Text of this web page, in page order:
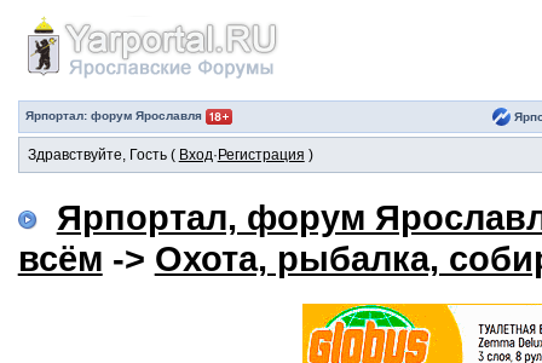
Ярпортал: форум Ярославля
Здравствуйте, Гость ( Вход· Регистрация )
Ярпортал, форум
всём -> Охота, рыбалка,